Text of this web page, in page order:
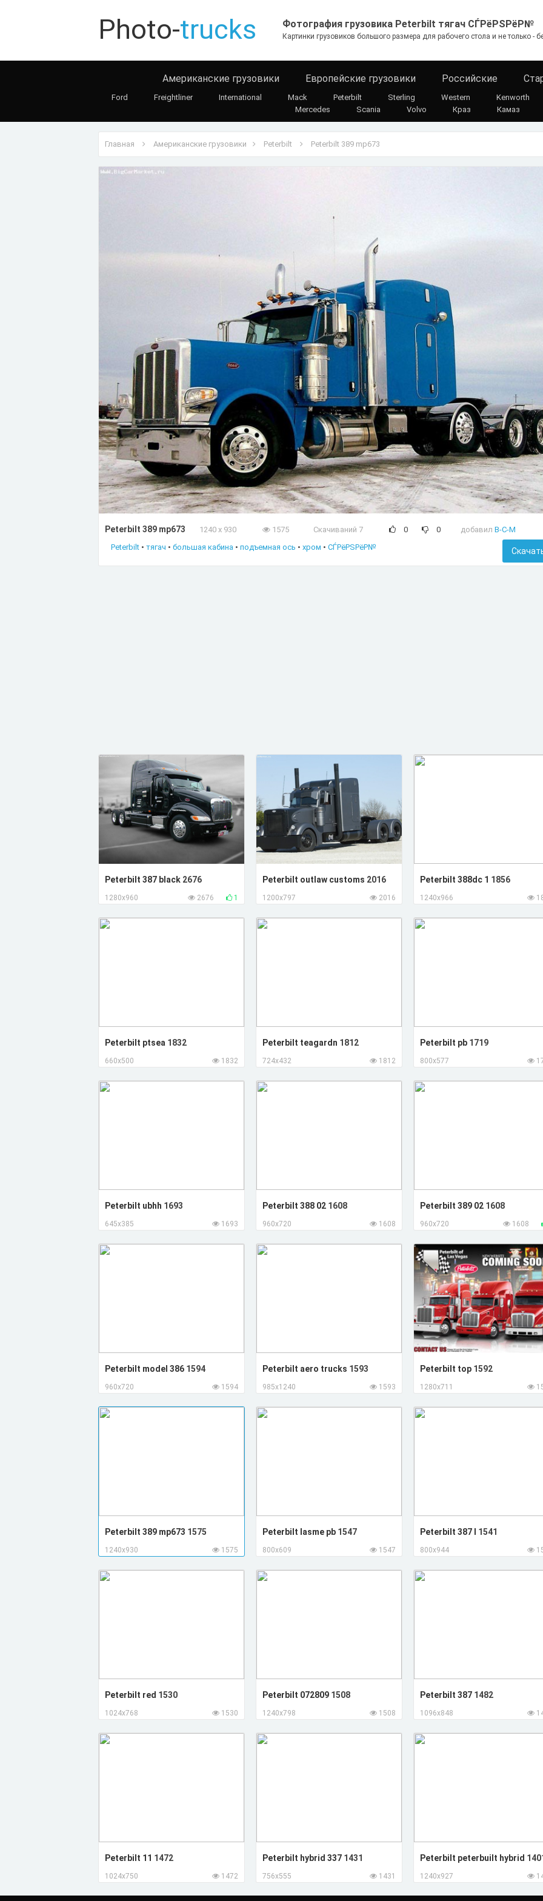
Photo-trucks Фотография грузовика Peterbilt тягач СЃРёРЅРёР№
Картинки грузовиков большого размера для рабочего стола и не только -
Американские грузовики Европейские грузовики Российские
Ford Freightliner International Mack Peterbilt Sterling Western
Kenworth
Mercedes
Scania Volvo Краз Камаз
Главная Американские грузовики Peterbilt Peterbilt 389 mp673
Peterbilt 389 mp673 1240 x 930 1575 Скачиваний 7 0 0 добавил B-C-M
Peterbilt • тягач • большая кабина • подъемная ось • хром • СЃРёРЅРёР№
Peterbilt 387 black 2676
1280x960 1
2676
Peterbilt outlaw customs 2016
1200x797 2016
Peterbilt 388dc 1 1856
1240x966
Peterbilt ptsea 1832
660x500 1832
Peterbilt teagardn 1812
724x432 1812
Peterbilt pb 1719
800x577
Peterbilt ubhh 1693
645x385 1693
Peterbilt 388 02 1608
960x720 1608
Peterbilt 389 02 1608
960x720 1608
Peterbilt model 386 1594
960x720 1594
Peterbilt aero trucks 1593
985x1240 1593
Peterbilt top 1592
1280x711
Peterbilt 389 mp673 1575
1240x930 1575
Peterbilt lasme pb 1547
800x609 1547
Peterbilt 387 l 1541
800x944
Peterbilt red 1530
1024x768 1530
Peterbilt 072809 1508
1240x798 1508
Peterbilt 387 1482
1096x848
Peterbilt 11 1472
1024x750 1472
Peterbilt hybrid 337 1431
756x555 1431
Peterbilt peterbuilt hybrid
1240x927